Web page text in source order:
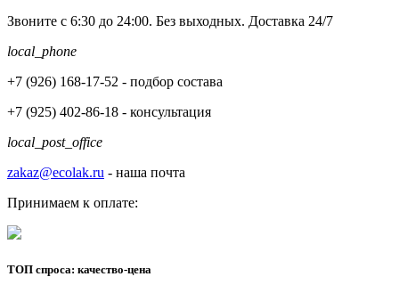
Звоните с 6:30 до 24:00. Без выходных. Доставка 24/7
local_phone
+7 (926) 168-17-52 - подбор состава
+7 (925) 402-86-18 - консультация
local_post_office
zakaz@ecolak.ru - наша почта
Принимаем к оплате:
ТОП спроса: качество-цена